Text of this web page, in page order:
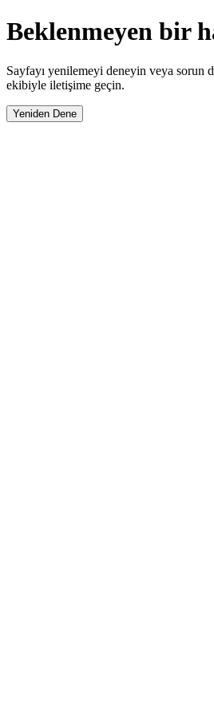
Beklenmeyen bir
Sayfayı yenilemeyi deneyin veya sorun
ekibiyle iletişime geçin.
Yeniden Dene